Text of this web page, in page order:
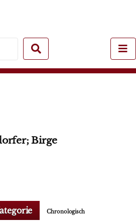
Birge
Chronologisch